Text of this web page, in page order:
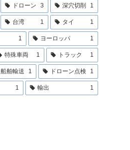
ドローン 3 深穴切削 1
台湾 1 タイ 1
1 ヨーロッパ 1
特殊車両 1 トラック 1
船舶輸送 1 ドローン点検 1
1 輸出 1